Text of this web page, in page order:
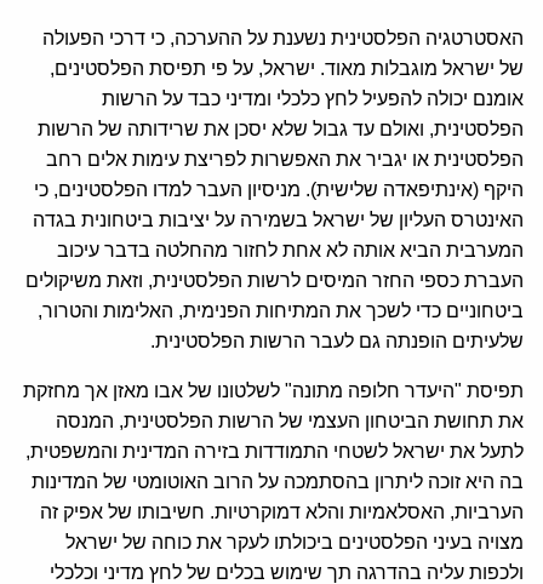
האסטרטגיה הפלסטינית נשענת על ההערכה, כי דרכי הפעולה
של ישראל מוגבלות מאוד. ישראל, על פי תפיסת הפלסטינים,
אומנם יכולה להפעיל לחץ כלכלי ומדיני כבד על הרשות
הפלסטינית, ואולם עד גבול שלא יסכן את שרידותה של הרשות
הפלסטינית או יגביר את האפשרות לפריצת עימות אלים רחב
היקף (אינתיפאדה שלישית). מניסיון העבר למדו הפלסטינים, כי
האינטרס העליון של ישראל בשמירה על יציבות ביטחונית בגדה
המערבית הביא אותה לא אחת לחזור מהחלטה בדבר עיכוב
העברת כספי החזר המיסים לרשות הפלסטינית, וזאת משיקולים
ביטחוניים כדי לשכך את המתיחות הפנימית, האלימות והטרור,
שלעיתים הופנתה גם לעבר הרשות הפלסטינית.
תפיסת "היעדר חלופה מתונה" לשלטונו של אבו מאזן אך מחזקת
את תחושת הביטחון העצמי של הרשות הפלסטינית, המנסה
לתעל את ישראל לשטחי התמודדות בזירה המדינית והמשפטית,
בה היא זוכה ליתרון בהסתמכה על הרוב האוטומטי של המדינות
הערביות, האסלאמיות והלא דמוקרטיות. חשיבותו של אפיק זה
מצויה בעיני הפלסטינים ביכולתו לעקר את כוחה של ישראל
ולכפות עליה בהדרגה תך שימוש בכלים של לחץ מדיני וכלכלי